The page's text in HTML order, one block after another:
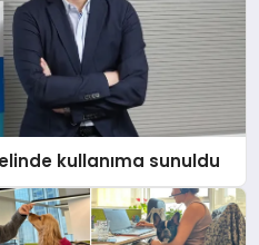
kullanıma sunuldu